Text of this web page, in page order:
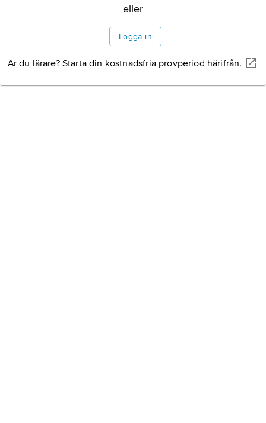
eller
Logga in
Är du lärare? Starta din kostnadsfria provperiod härifrån.